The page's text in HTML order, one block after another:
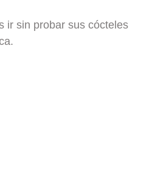
ir sin probar sus cócteles